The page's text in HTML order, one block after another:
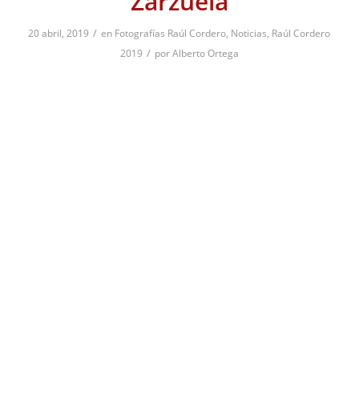
20 abril, 2019 / en Fotografías Raúl Cordero, Noticias, Raúl Cordero
2019 / porAlberto Ortega